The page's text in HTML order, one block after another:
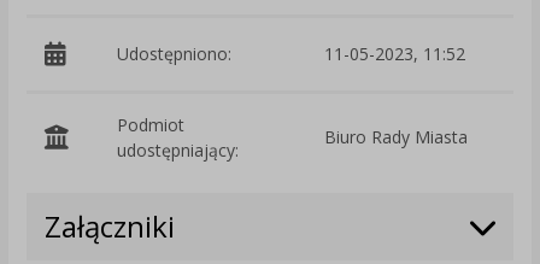
Udostępniono: 11-05-2023, 11:52
Podmiot
udostępniający:
Biuro Rady Miasta
Załączniki